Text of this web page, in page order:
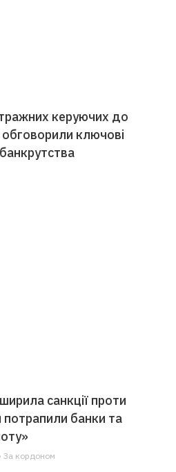
керуючих до
обговорили ключові
санкції проти
потрапили банки та
За кордоном